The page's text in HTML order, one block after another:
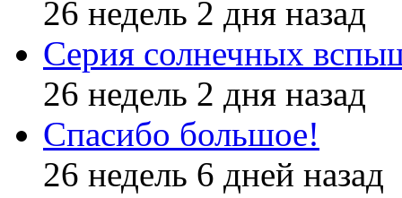
26 недель 2 дня назад
Серия солнечных
26 недель 2 дня назад
Спасибо большое!
26 недель 6 дней назад